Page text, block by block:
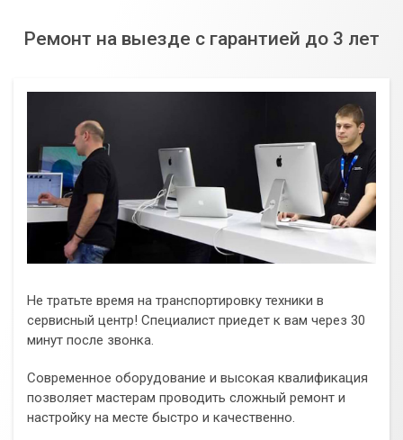
Ремонт на выезде с гарантией до 3 лет
Не тратьте время на транспортировку техники в
сервисный центр! Специалист приедет к вам через 30
минут после звонка.
Современное оборудование и высокая квалификация
позволяет мастерам проводить сложный ремонт и
настройку на месте быстро и качественно.